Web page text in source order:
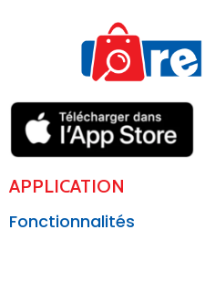
APPLICATION
Fonctionnalités